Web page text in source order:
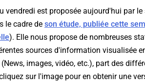
vendredi est proposée aujourd'hui par le
le cadre de son étude, publiée cette
). Elle nous propose de nombreuses
sources d'information visualisée
images, vidéo, etc.), part des
sur l'image pour en obtenir une